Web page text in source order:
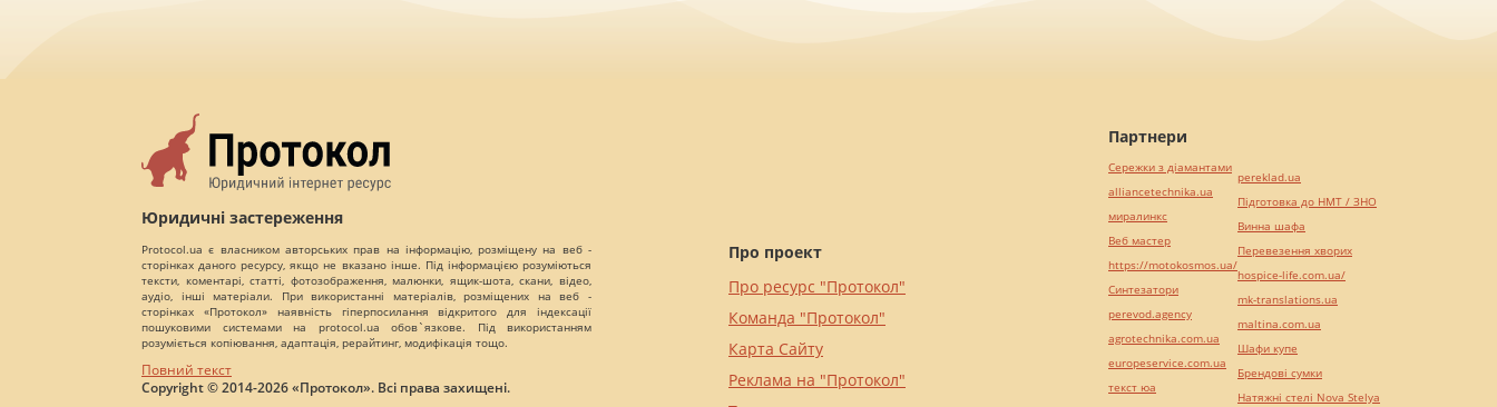
Юридичні застереження
Protocol.ua є власником авторських прав на інформацію, розміщену на веб -
сторінках даного ресурсу, якщо не вказано інше. Під інформацією розуміються
тексти, коментарі, статті, фотозображення, малюнки, ящик-шота, скани, відео,
аудіо, інші матеріали. При використанні матеріалів, розміщених на веб -
сторінках «Протокол» наявність гіперпосилання відкритого для індексації
пошуковими системами на protocol.ua обов`язкове. Під використанням
розуміється копіювання, адаптація, рерайтинг, модифікація тощо.
Повний текст
Copyright © 2014-2026 «Протокол». Всі права захищені.
Про проект
Про ресурс "Протокол"
Команда "Протокол"
Карта Сайту
Реклама на "Протокол"
Партнери
Сережки з діамантами
alliancetechnika.ua
миралинкс
Веб мастер
https://motokosmos.ua/
Синтезатори
perevod.agency
agrotechnika.com.ua
europeservice.com.ua
текст юа
pereklad.ua
Підготовка до НМТ / ЗНО
Винна шафа
Перевезення хворих
hospice-life.com.ua/
mk-translations.ua
maltina.com.ua
Шафи купе
Брендові сумки
Натяжні стелі Nova Stelya